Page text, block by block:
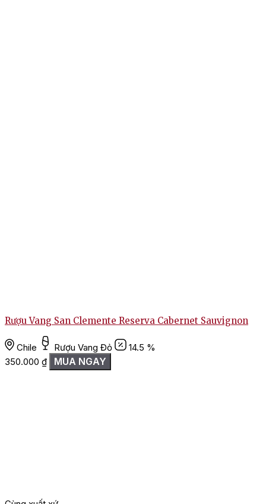
Rượu Vang San Clemente Reserva Cabernet Sauvignon
Chile Rượu Vang Đỏ
14.5 %
350.000 ₫ MUA NGAY